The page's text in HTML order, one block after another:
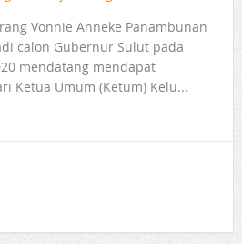
Vonnie Anneke Panambunan
calon Gubernur Sulut pada
mendatang mendapat
Ketua Umum (Ketum) Kelu...